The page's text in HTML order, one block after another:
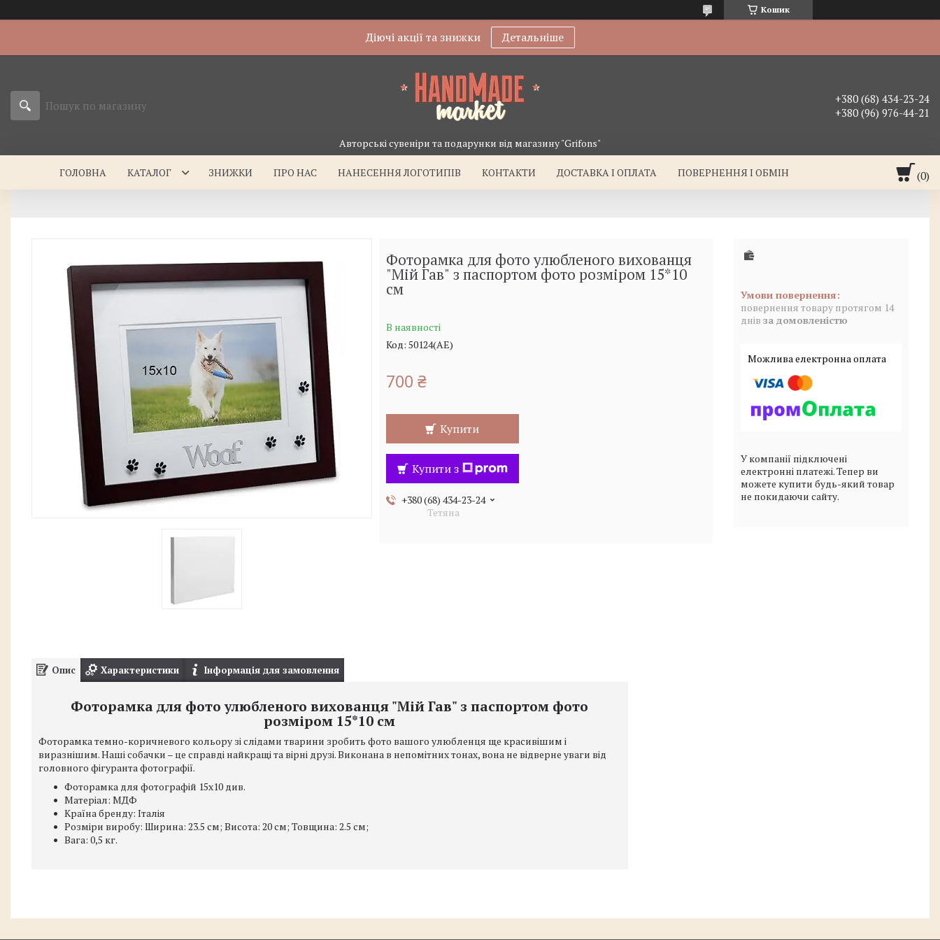
Кошик
Діючі акції та знижки Детальніше
Авторські сувеніри та подарунки від магазину "Grifons"
+380 (68) 434-23-24
+380 (96) 976-44-21
ГОЛОВНА КАТАЛОГ ЗНИЖКИ ПРО НАС НАНЕСЕННЯ ЛОГОТИПІВ КОНТАКТИ ДОСТАВКА І ОПЛАТА ПОВЕРНЕННЯ І ОБМІН
Фоторамка для фото улюбленого вихованця
"Мій Гав" з паспортом фото розміром 15*10
см
В наявності
Код: 50124(АЕ)
700 ₴
Купити
Купити з
+380 (68) 434-23-24
Тетяна
повернення товару протягом 14
днів за домовленістю
У компанії підключені
електронні платежі. Тепер ви
можете купити будь-який товар
не покидаючи сайту.
Опис Характеристики Інформація для замовлення
Фоторамка для фото улюбленого вихованця "Мій Гав" з паспортом фото
розміром 15*10 см
Фоторамка темно-коричневого кольору зі слідами тварини зробить фото вашого улюбленця ще красивішим і
виразнішим. Наші собачки – це справді найкращі та вірні друзі. Виконана в непомітних тонах, вона не відверне уваги від
головного фігуранта фотографії.
Фоторамка для фотографій 15х10 див.
Матеріал: МДФ
Країна бренду: Італія
Розміри виробу: Ширина: 23.5 см; Висота: 20 см; Товщина: 2.5 см;
Вага: 0,5 кг.